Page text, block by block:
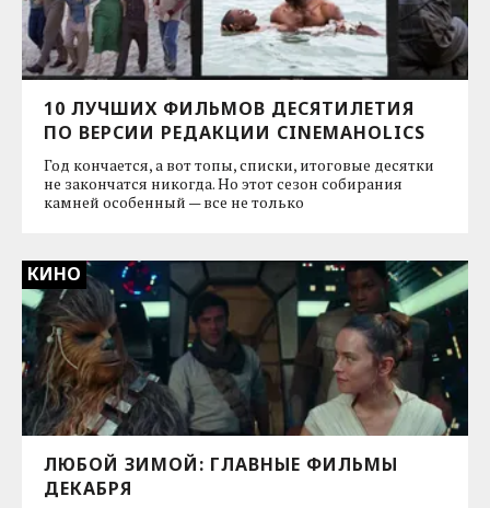
10 ЛУЧШИХ ФИЛЬМОВ ДЕСЯТИЛЕТИЯ
ПО ВЕРСИИ РЕДАКЦИИ CINEMAHOLICS
Год кончается, а вот топы, списки, итоговые десятки
не закончатся никогда. Но этот сезон собирания
камней особенный — все не только
КИНО
ЛЮБОЙ ЗИМОЙ: ГЛАВНЫЕ ФИЛЬМЫ
ДЕКАБРЯ